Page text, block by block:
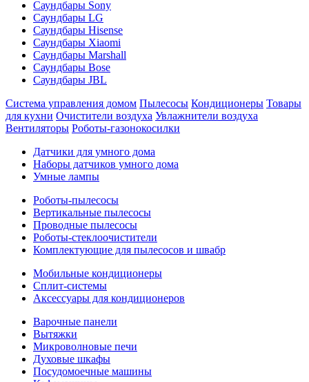
Саундбары Sony
Саундбары LG
Саундбары Hisense
Саундбары Xiaomi
Саундбары Marshall
Саундбары Bose
Саундбары JBL
Система управления домом Пылесосы Кондиционеры Товары
для кухни Очистители воздуха Увлажнители воздуха
Вентиляторы Роботы-газонокосилки
Датчики для умного дома
Наборы датчиков умного дома
Умные лампы
Роботы-пылесосы
Вертикальные пылесосы
Проводные пылесосы
Роботы-стеклоочистители
Комплектующие для пылесосов и швабр
Мобильные кондиционеры
Сплит-системы
Аксессуары для кондиционеров
Варочные панели
Вытяжки
Микроволновые печи
Духовые шкафы
Посудомоечные машины